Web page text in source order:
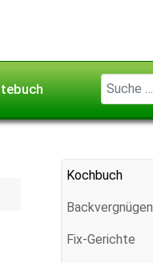
Kochbuch
Backvergnügen
Fix-Gerichte